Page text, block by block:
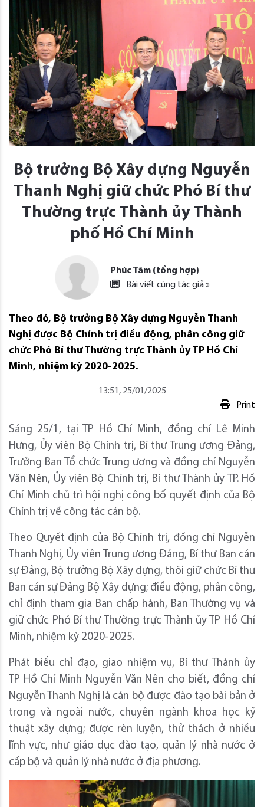
Bộ trưởng Bộ Xây dựng Nguyễn
Thanh Nghị giữ chức Phó Bí thư
Thường trực Thành ủy Thành
phố Hồ Chí Minh
Phúc Tâm (tổng hợp)
Bài viết cùng tác giả »
Theo đó, Bộ trưởng Bộ Xây dựng Nguyễn Thanh
Nghị được Bộ Chính trị điều động, phân công giữ
chức Phó Bí thư Thường trực Thành ủy TP Hồ Chí
Minh, nhiệm kỳ 2020-2025.
13:51, 25/01/2025
Print
Sáng 25/1, tại TP Hồ Chí Minh, đồng chí Lê Minh
Hưng, Ủy viên Bộ Chính trị, Bí thư Trung ương Đảng,
Trưởng Ban Tổ chức Trung ương và đồng chí Nguyễn
Văn Nên, Ủy viên Bộ Chính trị, Bí thư Thành ủy TP. Hồ
Chí Minh chủ trì hội nghị công bố quyết định của Bộ
Chính trị về công tác cán bộ.
Theo Quyết định của Bộ Chính trị, đồng chí Nguyễn
Thanh Nghị, Ủy viên Trung ương Đảng, Bí thư Ban cán
sự Đảng, Bộ trưởng Bộ Xây dựng, thôi giữ chức Bí thư
Ban cán sự Đảng Bộ Xây dựng; điều động, phân công,
chỉ định tham gia Ban chấp hành, Ban Thường vụ và
giữ chức Phó Bí thư Thường trực Thành ủy TP Hồ Chí
Minh, nhiệm kỳ 2020-2025.
Phát biểu chỉ đạo, giao nhiệm vụ, Bí thư Thành ủy
TP Hồ Chí Minh Nguyễn Văn Nên cho biết, đồng chí
Nguyễn Thanh Nghị là cán bộ được đào tạo bài bản ở
trong và ngoài nước, chuyên ngành khoa học kỹ
thuật xây dựng; được rèn luyện, thử thách ở nhiều
lĩnh vực, như giáo dục đào tạo, quản lý nhà nước ở
cấp bộ và quản lý nhà nước ở địa phương.